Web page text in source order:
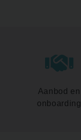
Aanbod en
onboarding